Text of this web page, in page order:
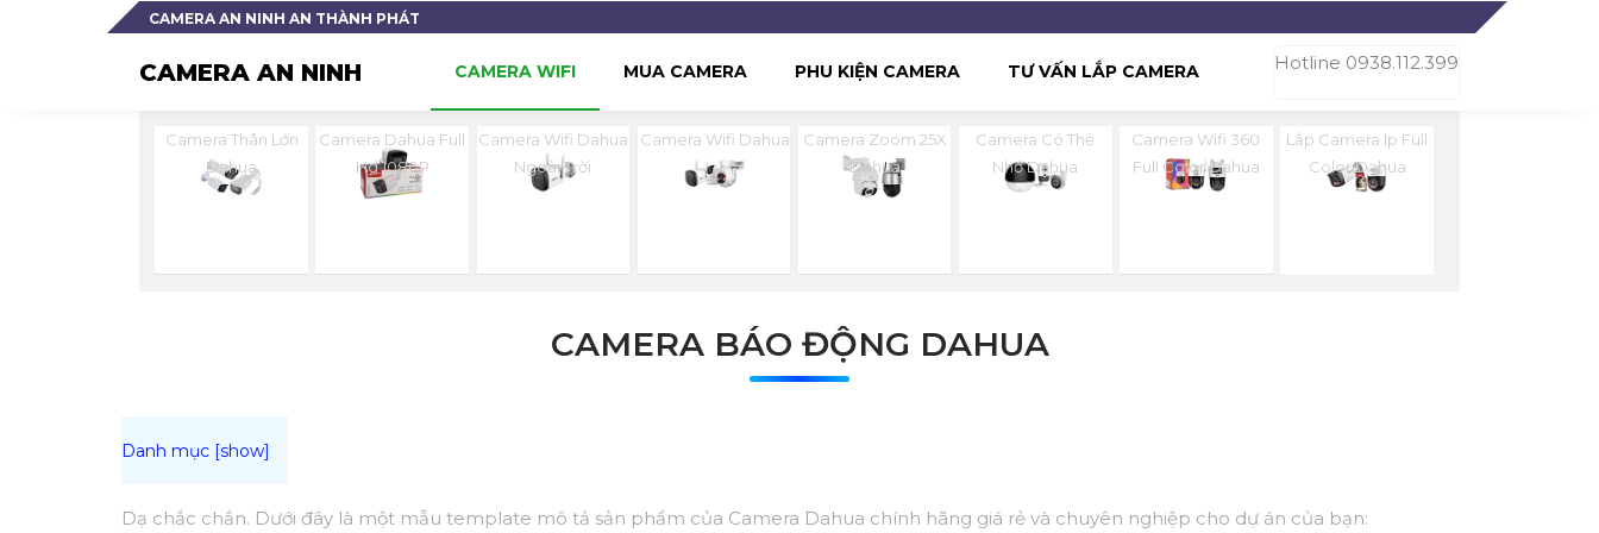
CAMERA AN NINH AN THÀNH PHÁT
CAMERA AN NINH Hotline 0938.112.399
CAMERA WIFI MUA CAMERA PHU KIỆN CAMERA TƯ VẤN LẮP CAMERA
Camera Thân Lớn
Dahua
Camera Dahua Full
Hd 1080P
Camera Wifi Dahua
Ngoài Trời
Camera Wifi Dahua
Camera Zoom 25X
Dahua
Camera Có Thẻ
Nhớ Dahua
Camera Wifi 360
Full Color Dahua
Lắp Camera Ip Full
Color Dahua
CAMERA BÁO ĐỘNG DAHUA
Dạ chắc chắn. Dưới đây là một mẫu template mô tả sản phẩm của Camera Dahua chính hãng giá rẻ và chuyên nghiệp cho dự án của bạn: